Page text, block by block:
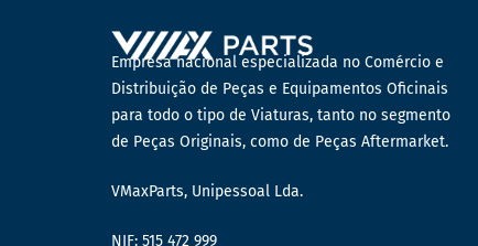
Empresa nacional especializada no Comércio e
Distribuição de Peças e Equipamentos Oficinais
para todo o tipo de Viaturas, tanto no segmento
de Peças Originais, como de Peças Aftermarket.
VMaxParts, Unipessoal Lda.
NIF: 515 472 999